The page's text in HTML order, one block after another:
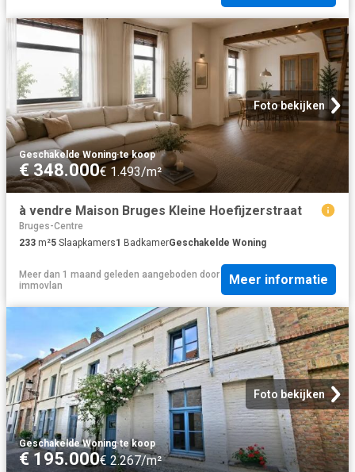
Foto bekijken
Geschakelde Woning·te koop
€ 348.000€ 1.493/m²
à vendre Maison Bruges Kleine Hoefijzerstraat
Bruges-Centre
233 m²5 Slaapkamers1 BadkamerGeschakelde Woning
Meer dan 1 maand geleden aangeboden door
immovlan
Meer informatie
Foto bekijken
Geschakelde Woning·te koop
€ 195.000€ 2.267/m²